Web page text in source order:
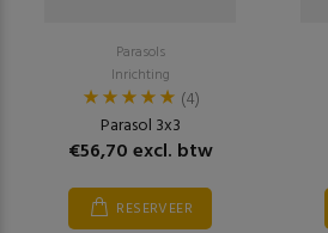
Parasols
Inrichting
(4)
Parasol 3x3
€56,70 excl. btw
RESERVEER